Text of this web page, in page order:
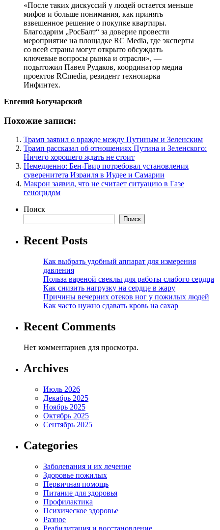
«После таких дискуссий у людей остается меньше
мифов и больше понимания, как принять
взвешенное решение о покупке квартиры.
Благодарим „РосБалт“ за доверие провести
мероприятие на площадке RC Media, где эксперты
со всей страны могут открыто обсуждать
ключевые вопросы рынка и отрасли», —
подытожил Павел Рудаков, координатор медиа
проектов RCmedia, резидент технопарка
Инфинтех.
Евгений Богучарский
Похожие записи:
Трамп заявил о вражде между Путиным и Зеленским
Трамп рассказал об отношениях Путина и Зеленского:
Ничего хорошего ждать не стоит
Немедленно: Бен-Гвир потребовал установления
суверенитета Израиля в Иудее и Самарии
Макрон заявил, что не считает ситуацию в Газе
геноцидом
Поиск
Поиск
Recent Posts
Как выбрать удобный аппарат для измерения
давления
Польза вареной свеклы для работы слабого сердца
Как снизить нагрузку на сердце в жару
Причины вечерних отеков ног у пожилых людей
Как часто нужно сдавать кровь на сахар
Recent Comments
Нет комментариев для просмотра.
Archives
Июль 2026
Декабрь 2025
Ноябрь 2025
Октябрь 2025
Сентябрь 2025
Categories
Заболевания и их лечение
Здоровье пожилых
Первичная помощь
Питание для здоровья
Профилактика
Психическое здоровье
Разное
Реабилитация и восстановление